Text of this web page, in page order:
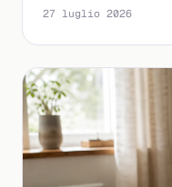
27 luglio 2026